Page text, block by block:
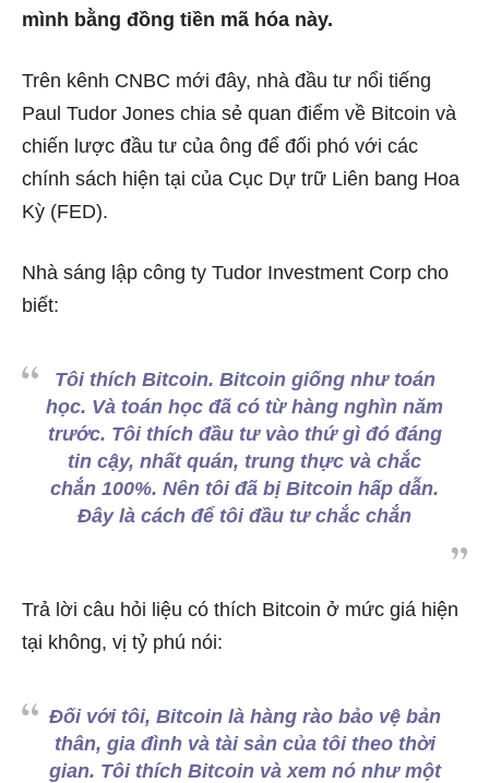
mình bằng đồng tiền mã hóa này.
Trên kênh CNBC mới đây, nhà đầu tư nổi tiếng
Paul Tudor Jones chia sẻ quan điểm về Bitcoin và
chiến lược đầu tư của ông để đối phó với các
chính sách hiện tại của Cục Dự trữ Liên bang Hoa
Kỳ (FED).
Nhà sáng lập công ty Tudor Investment Corp cho
biết:
Tôi thích Bitcoin. Bitcoin giống như toán
học. Và toán học đã có từ hàng nghìn năm
trước. Tôi thích đầu tư vào thứ gì đó đáng
tin cậy, nhất quán, trung thực và chắc
chắn 100%. Nên tôi đã bị Bitcoin hấp dẫn.
Đây là cách để tôi đầu tư chắc chắn
Trả lời câu hỏi liệu có thích Bitcoin ở mức giá hiện
tại không, vị tỷ phú nói:
Đối với tôi, Bitcoin là hàng rào bảo vệ bản
thân, gia đình và tài sản của tôi theo thời
gian. Tôi thích Bitcoin và xem nó như một